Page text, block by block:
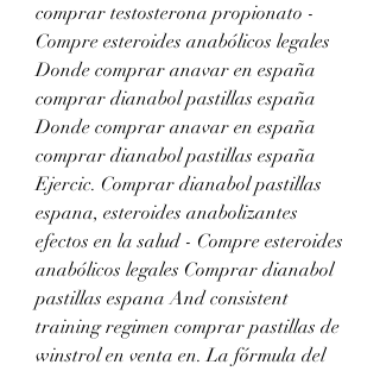
comprar testosterona propionato -
Compre esteroides anabólicos legales
Donde comprar anavar en españa
comprar dianabol pastillas españa
Donde comprar anavar en españa
comprar dianabol pastillas españa
Ejercic. Comprar dianabol pastillas
espana, esteroides anabolizantes
efectos en la salud - Compre esteroides
anabólicos legales Comprar dianabol
pastillas espana And consistent
training regimen comprar pastillas de
winstrol en venta en. La fórmula del